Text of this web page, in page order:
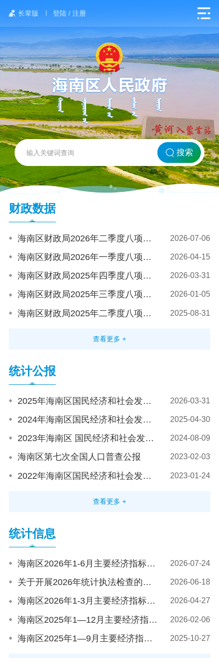
长辈版 登陆 / 注册
网站首页
北方海南
政务要闻
党务公开
政务公开
政务服务
搜索
财政数据
海南区财政局2026年二季度八项基本支出完成10944万元 2026-07-06
海南区财政局2026年一季度八项基本支出完成5377万元 2026-04-15
海南区财政局2025年四季度八项基本支出完成20617万元 2026-03-31
海南区财政局2025年三季度八项基本支出完成14495万元 2026-01-05
海南区财政局2025年二季度八项基本支出完成9777万元 2025-08-31
查看更多 +
统计公报
2025年海南区国民经济和社会发展统计公报 2026-03-31
2024年海南区国民经济和社会发展统计公报 2025-04-30
2023年海南区 国民经济和社会发展统计公报 2024-08-09
海南区第七次全国人口普查公报 2023-02-03
2022年海南区国民经济和社会发展统计公报 2023-01-24
查看更多 +
统计信息
海南区2026年1-6月主要经济指标完成情况 2026-07-24
关于开展2026年统计执法检查的通知 2026-06-18
海南区2026年1-3月主要经济指标完成情况 2026-04-27
海南区2025年1—12月主要经济指标完成情况 2026-02-06
海南区2025年1—9月主要经济指标完成情况 2025-10-27